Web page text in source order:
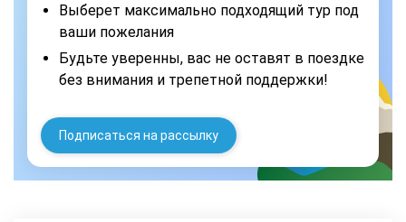
Выберет максимально подходящий тур под
ваши пожелания
Будьте уверенны, вас не оставят в поездке
без внимания и трепетной поддержки!
Подписаться на рассылку